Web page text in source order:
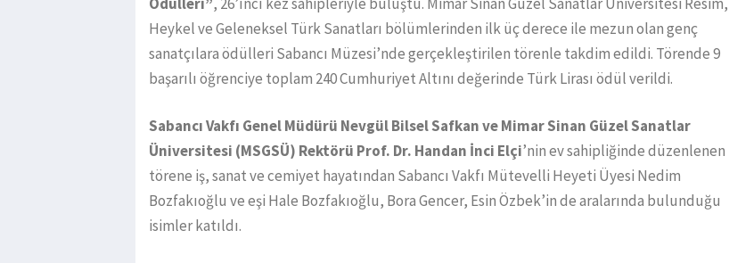
Ödülleri”, 26’ıncı kez sahipleriyle buluştu. Mimar Sinan Güzel Sanatlar Üniversitesi Resim,
Heykel ve Geleneksel Türk Sanatları bölümlerinden ilk üç derece ile mezun olan genç
sanatçılara ödülleri Sabancı Müzesi’nde gerçekleştirilen törenle takdim edildi. Törende 9
başarılı öğrenciye toplam 240 Cumhuriyet Altını değerinde Türk Lirası ödül verildi.
Sabancı Vakfı Genel Müdürü Nevgül Bilsel Safkan ve Mimar Sinan Güzel Sanatlar
Üniversitesi (MSGSÜ) Rektörü Prof. Dr. Handan İnci Elçi’nin ev sahipliğinde düzenlenen
törene iş, sanat ve cemiyet hayatından Sabancı Vakfı Mütevelli Heyeti Üyesi Nedim
Bozfakıoğlu ve eşi Hale Bozfakıoğlu, Bora Gencer, Esin Özbek’in de aralarında bulunduğu
isimler katıldı.